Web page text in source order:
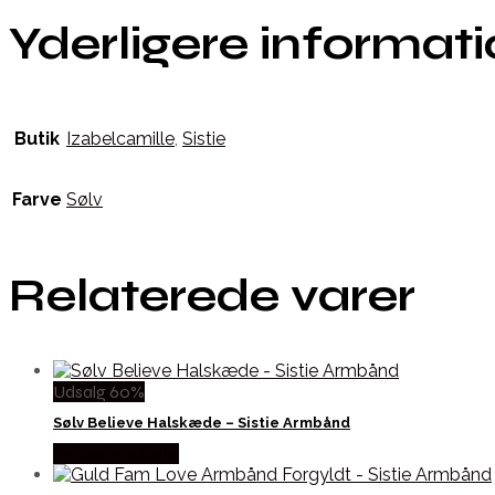
Yderligere
Butik Izabelcamille, Sistie
Farve Sølv
Relaterede varer
Udsalg 60%
Sølv Believe Halskæde – Sistie Armbånd